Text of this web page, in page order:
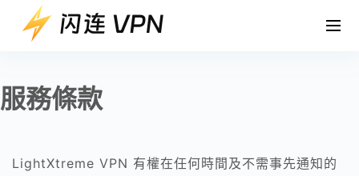
服務條款
LightXtreme VPN 有權在任何時間及不需事先通知的